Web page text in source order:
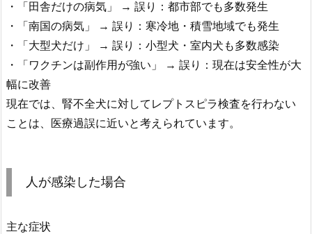
・「田舎だけの病気」 → 誤り：都市部でも多数発生
・「南国の病気」 → 誤り：寒冷地・積雪地域でも発生
・「大型犬だけ」 → 誤り：小型犬・室内犬も多数感染
・「ワクチンは副作用が強い」 → 誤り：現在は安全性が大
幅に改善
現在では、腎不全犬に対してレプトスピラ検査を行わない
ことは、医療過誤に近いと考えられています。
人が感染した場合
主な症状